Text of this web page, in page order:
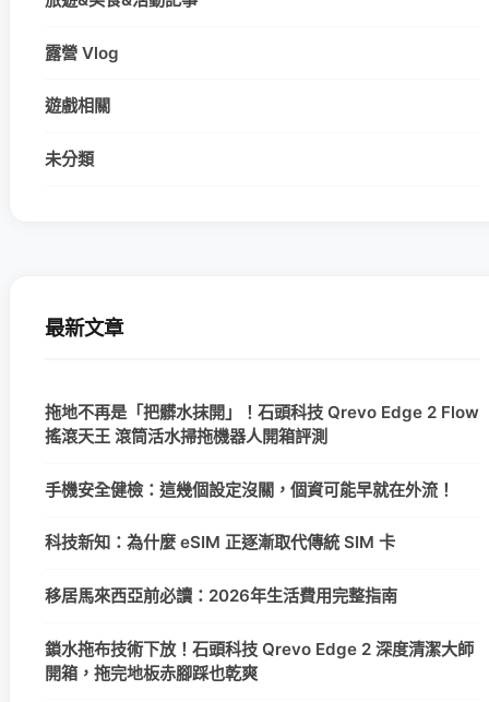
露營 Vlog
遊戲相關
未分類
最新文章
拖地不再是「把髒水抹開」！石頭科技 Qrevo Edge 2 Flow
搖滾天王 滾筒活水掃拖機器人開箱評測
手機安全健檢：這幾個設定沒關，個資可能早就在外流！
科技新知：為什麼 eSIM 正逐漸取代傳統 SIM 卡
移居馬來西亞前必讀：2026年生活費用完整指南
鎖水拖布技術下放！石頭科技 Qrevo Edge 2 深度清潔大師
開箱，拖完地板赤腳踩也乾爽